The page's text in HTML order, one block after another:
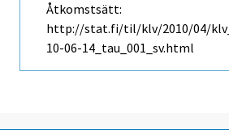
Åtkomstsätt:
http://stat.fi/til/klv/2010/04/
10-06-14_tau_001_sv.html